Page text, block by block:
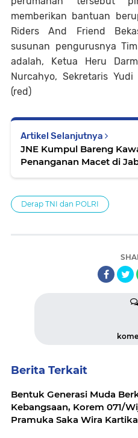
memberikan bantuan
Riders And Friend
susunan pengurusnya
adalah, Ketua Heru
Nurcahyo, Sekretaris
(red)
Artikel Selanjutnya
JNE Kumpul Bareng
Penanganan Macet di
Derap TNI dan POLRI
Berita Terkait
Bentuk Generasi Muda
Kebangsaan, Korem 071/
Pramuka Saka Wira